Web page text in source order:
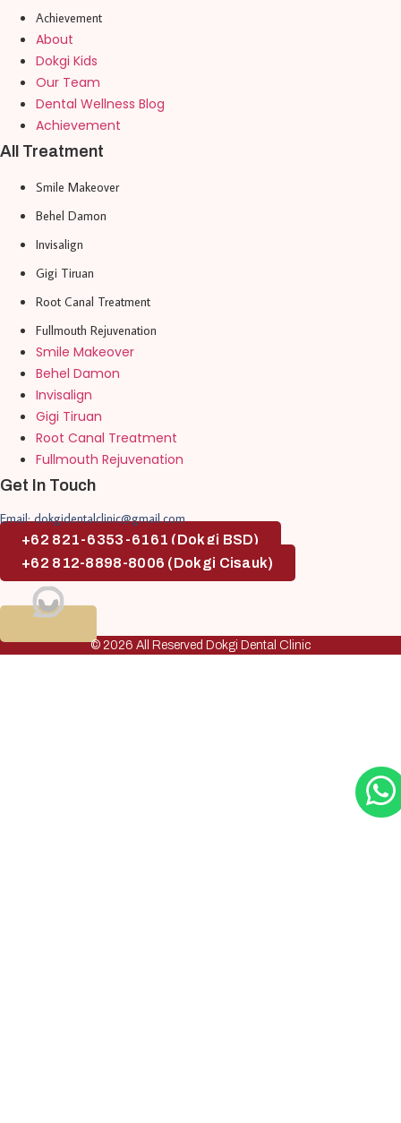
Achievement
About
Dokgi Kids
Our Team
Dental Wellness Blog
Achievement
All Treatment
Smile Makeover
Behel Damon
Invisalign
Gigi Tiruan
Root Canal Treatment
Fullmouth Rejuvenation
Smile Makeover
Behel Damon
Invisalign
Gigi Tiruan
Root Canal Treatment
Fullmouth Rejuvenation
Get In Touch
Email: dokgidentalclinic@gmail.com
+62 821-6353-6161 (Dokgi BSD)
+62 812-8898-8006 (Dokgi Cisauk)
© 2026 All Reserved Dokgi Dental Clinic